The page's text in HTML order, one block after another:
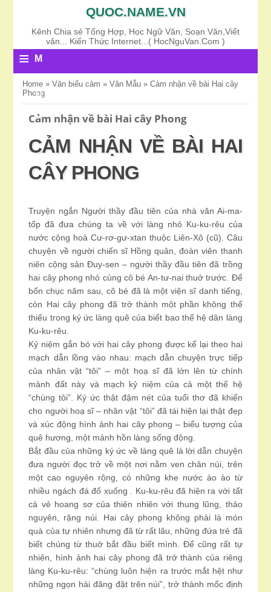
QUOC.NAME.VN
Kênh Chia sẻ Tổng Hợp, Học Ngữ Văn, Soạn Văn,Viết
văn... Kiến Thức Internet...( HocNguVan.Com )
≡
M
N
U
Home »Văn biểu cảm »Văn Mẫu »Cảm nhận về bài Hai cây
Phong
Cảm nhận về bài Hai cây Phong
CẢM NHẬN VỀ BÀI HAI
CÂY PHONG
Truyện ngắn Người thầy đầu tiên của nhà văn Ai-ma-
tốp đã đưa chúng ta về với làng nhỏ Ku-ku-rêu của
nước cộng hoà Cư-rơ-gư-xtan thuộc Liên-Xô (cũ). Câu
chuyện về người chiến sĩ Hồng quân, đoàn viên thanh
niên cộng sản Đuy-sen – người thầy đầu tiên đã trồng
hai cây phong nhỏ cùng cô bé An-tư-nai thuở trước. Để
bốn chục năm sau, cô bé đã là một viện sĩ danh tiếng,
còn Hai cây phong đã trở thành một phần không thể
thiếu trong ký ức làng quê của biết bao thế hệ dân làng
Ku-ku-rêu.
Kỷ niệm gắn bó với hai cây phong được kể lại theo hai
mạch dẫn lồng vào nhau: mạch dẫn chuyện trực tiếp
của nhân vật “tôi” – một hoạ sĩ đã lớn lên từ chính
mảnh đất này và mạch kỷ niệm của cả một thế hệ
“chúng tôi”. Ký ức thật đậm nét của tuổi thơ đã khiến
cho người hoạ sĩ – nhân vật “tôi” đã tái hiện lại thật đẹp
và xúc động hình ảnh hai cây phong – biểu tượng của
quê hương, một mảnh hồn làng sống động.
Bắt đầu của những ký ức về làng quê là lời dẫn chuyện
đưa người đọc trở về một nơi nằm ven chân núi, trên
một cao nguyên rộng, có những khe nước ào ào từ
nhiều ngách đá đổ xuống . Ku-ku-rêu đã hiện ra với tất
cả vẻ hoang sơ của thiên nhiên với thung lũng, thảo
nguyên, rặng núi. Hai cây phong không phải là món
quà của tự nhiên nhưng đã từ rất lâu, những đứa trẻ đã
biết chúng từ thuở bắt đầu biết mình. Để cũng rất tự
nhiên, hình ảnh hai cây phong đã trở thành của riêng
làng Ku-ku-rêu: “chúng luôn hiện ra trước mắt hệt như
những ngọn hải đăng đặt trên núi”, trở thành mốc định